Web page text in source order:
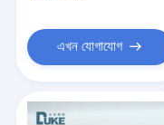
এখন যোগাযোগ